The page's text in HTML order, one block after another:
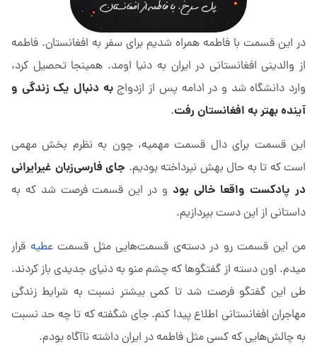
در این قسمت با فاطمه همراه شدیم برای سفر به افغانستان. فاطمه
از والدینی افغانستانی در ایران به دنیا اومد. همینجا تحصیل کرد،
وارد دانشگاه شد و در ادامه پس از ازدواجبه دنبال یک زندگی و
آینده بهتر به افغانستان رفت.
این قسمت برای دال قسمت مهمیه، چون به نظرم بخش مهمی
است که تا به حال بهش نپرداخته بودیم. جای فارسی‌زبان غیرایرانی
در پادکست واقعا خالی بود و در این قسمت فرصت شد که به
داستانی از این دست بپردازیم.
من این قسمت رو در دسته‌ی قسمت‌هایی مثل قسمتعطیه قرار
میدم. اون دسته از گفتگوها که چشم منو به دنیای جدیدی باز کردند.
طی این گفتگو فرصت شد تا کمی بیشتر نسبت به شرایط زندگی
مهاجران افغانستانی اطلاع پیدا کنم. جای شگفته که تا چه حد نسبت
به چالش‌هایی که کسی مثل فاطمه در ایران داشته ناآگاه بودم.